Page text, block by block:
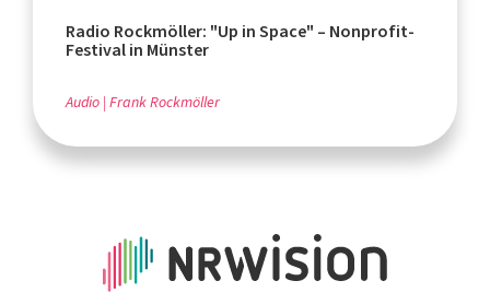
Radio Rockmöller: "Up in Space" – Nonprofit-
Festival in Münster
Audio Frank Rockmöller